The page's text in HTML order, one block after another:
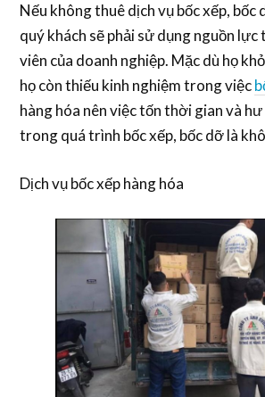
Nếu không thuê dịch vụ bốc xếp, bốc
quý khách sẽ phải sử dụng nguồn lực
viên của doanh nghiệp. Mặc dù họ
họ còn thiếu kinh nghiệm trong việc
hàng hóa nên việc tốn thời gian và hư
trong quá trình bốc xếp, bốc dỡ là
Dịch vụ bốc xếp hàng hóa